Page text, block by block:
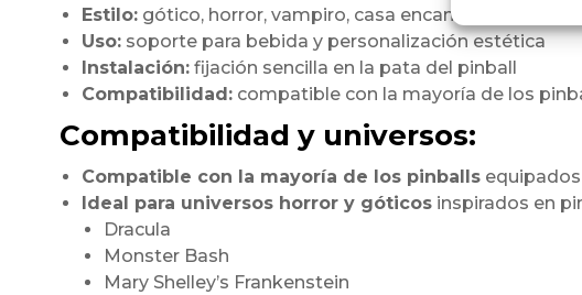
Estilo:gótico, horror, vampiro, casa encantada
Uso:soporte para bebida y personalización estética
Instalación:fijación sencilla en la pata del pinball
Compatibilidad:compatible con la mayoría de los
Compatibilidad y universos:
Compatible con la mayoría de los pinballsequipados
Ideal para universos horror y góticosinspirados en
Dracula
Monster Bash
Mary Shelley’s Frankenstein